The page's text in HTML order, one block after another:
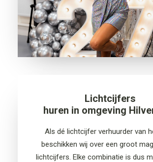
Lichtcijfers
huren in omgeving
Als dé lichtcijfer verhuurder van
beschikken wij over een groot
lichtcijfers. Elke combinatie is dus